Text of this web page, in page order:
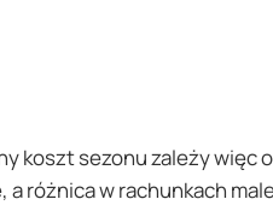
koszt sezonu zależy więc
różnica w rachunkach